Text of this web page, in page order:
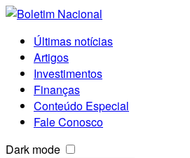
Últimas notícias
Artigos
Investimentos
Finanças
Conteúdo Especial
Fale Conosco
Dark mode